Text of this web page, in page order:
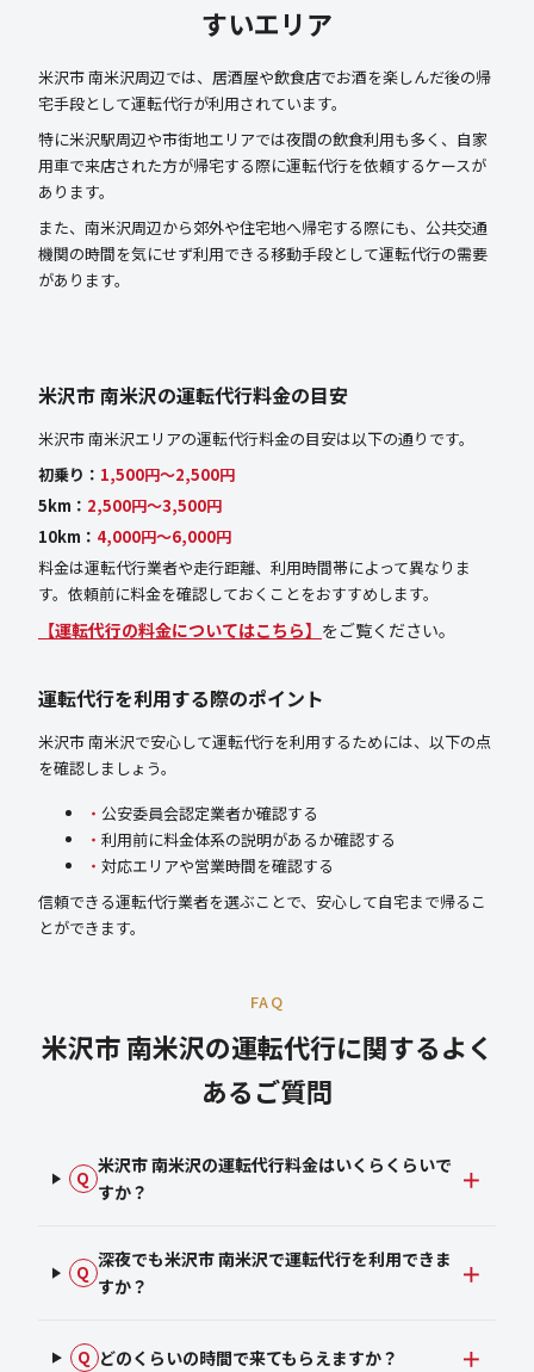
すいエリア
米沢市 南米沢周辺では、居酒屋や飲食店でお酒を楽しんだ後の帰
宅手段として運転代行が利用されています。
特に米沢駅周辺や市街地エリアでは夜間の飲食利用も多く、自家
用車で来店された方が帰宅する際に運転代行を依頼するケースが
あります。
また、南米沢周辺から郊外や住宅地へ帰宅する際にも、公共交通
機関の時間を気にせず利用できる移動手段として運転代行の需要
があります。
米沢市 南米沢の運転代行料金の目安
米沢市 南米沢エリアの運転代行料金の目安は以下の通りです。
初乗り： 1,500円〜2,500円
5km： 2,500円〜3,500円
10km： 4,000円〜6,000円
料金は運転代行業者や走行距離、利用時間帯によって異なりま
す。依頼前に料金を確認しておくことをおすすめします。
【運転代行の料金についてはこちら】 をご覧ください。
運転代行を利用する際のポイント
米沢市 南米沢で安心して運転代行を利用するためには、以下の点
を確認しましょう。
公安委員会認定業者か確認する
利用前に料金体系の説明があるか確認する
対応エリアや営業時間を確認する
信頼できる運転代行業者を選ぶことで、安心して自宅まで帰るこ
とができます。
FAQ
米沢市 南米沢の運転代行に関するよく
あるご質問
Q
米沢市 南米沢の運転代行料金はいくらくらいで
すか？
Q
深夜でも米沢市 南米沢で運転代行を利用できま
すか？
Q どのくらいの時間で来てもらえますか？